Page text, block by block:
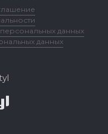
данных
данных